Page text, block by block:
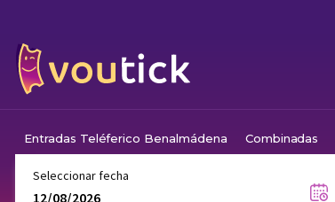
Entradas Teléferico Benalmádena Combinadas
Seleccionar fecha